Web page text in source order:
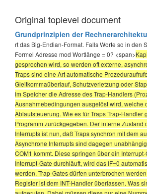
Original toplevel document
Grundprinzipien der
rt das Big-Endian-Format. Falls Worte so in
Formel Adresse mod Wortlänge = 0? <span>
gesprochen wird, so werden oft externe,
Traps sind eine Art automatische
Gleitkommaüberlauf, Schutzverletzung oder
im Speicher die Adresse des Trap-Handlers
Ausnahmebedingungen ausgelöst wird, welche
Ablaufsteuerung. Wie es für Traps Trap-
Programm zurückgegeben. Der interne
Interrupts ist nun, daß Traps synchron mit dem
Asynchrone Interrupts sind dagegen
COM1 kommt. Diese springen über ein
Interrupt-Gate durchläuft, wird das IF=0
werden. Trap-Gates dürfen unterbrochen
Register ist dem INT-Handler überlassen. Was